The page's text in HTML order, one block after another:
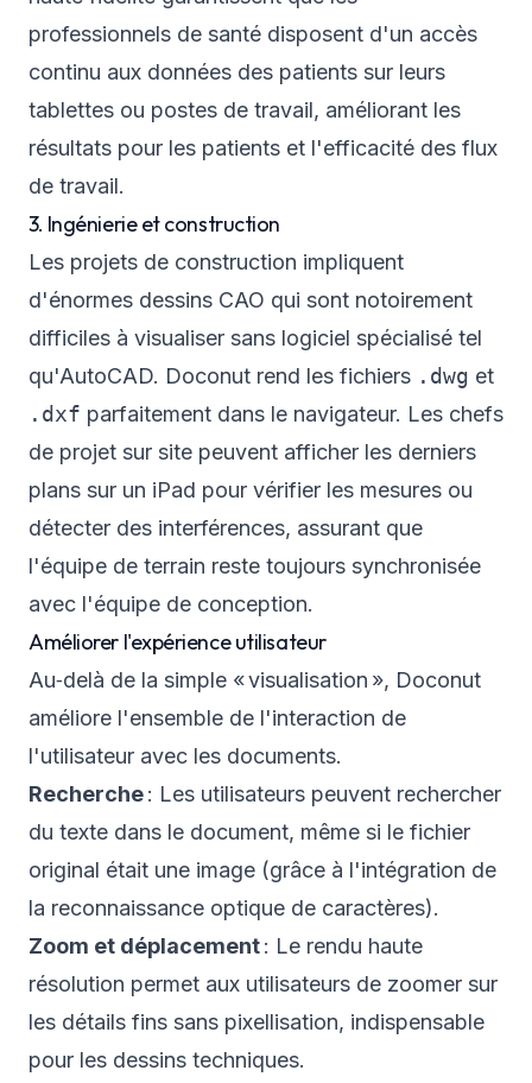
professionnels de santé disposent d'un accès
continu aux données des patients sur leurs
tablettes ou postes de travail, améliorant les
résultats pour les patients et l'efficacité des flux
de travail.
3. Ingénierie et construction
Les projets de construction impliquent
d'énormes dessins CAO qui sont notoirement
difficiles à visualiser sans logiciel spécialisé tel
qu'AutoCAD. Doconut rend les fichiers .dwg et
.dxf parfaitement dans le navigateur. Les chefs
de projet sur site peuvent afficher les derniers
plans sur un iPad pour vérifier les mesures ou
détecter des interférences, assurant que
l'équipe de terrain reste toujours synchronisée
avec l'équipe de conception.
Améliorer l'expérience utilisateur
Au‑delà de la simple « visualisation », Doconut
améliore l'ensemble de l'interaction de
l'utilisateur avec les documents.
Recherche: Les utilisateurs peuvent rechercher
du texte dans le document, même si le fichier
original était une image (grâce à l'intégration de
la reconnaissance optique de caractères).
Zoom et déplacement: Le rendu haute
résolution permet aux utilisateurs de zoomer sur
les détails fins sans pixellisation, indispensable
pour les dessins techniques.